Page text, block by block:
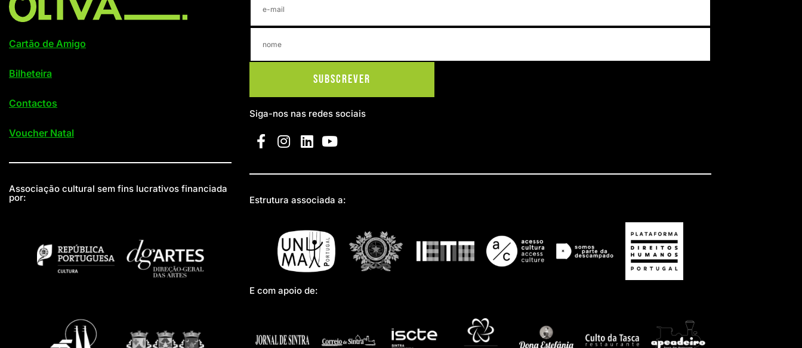
Cartão de Amigo
Bilheteira
Contactos
Voucher Natal
Associação cultural sem fins lucrativos financiada
por:
Subscrever
Siga-nos nas redes sociais
Estrutura associada a:
E com apoio de: